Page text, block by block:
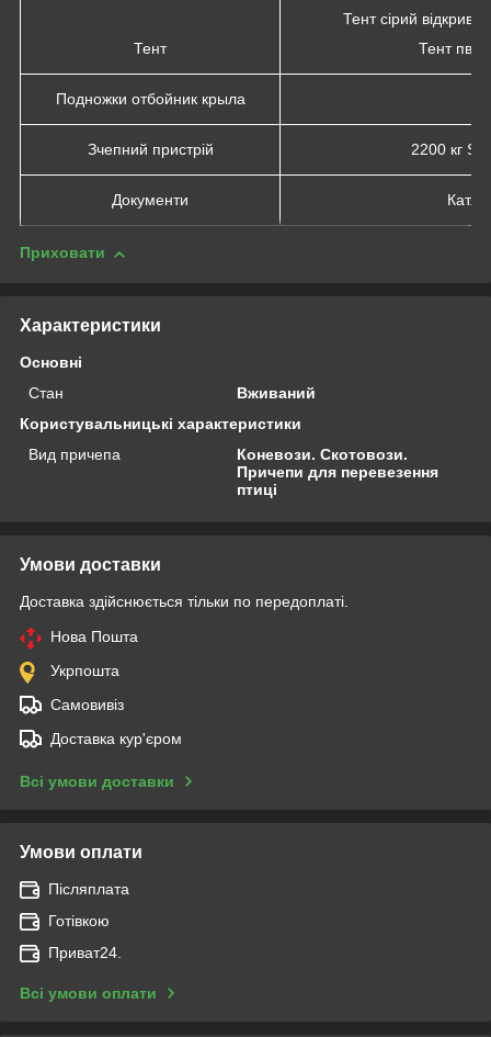
Тент
Тент сірий
Тент
Подножки отбойник крыла
Зчепний пристрій 2200 кг
Документи Кат.B
Приховати
Характеристики
Основні
Стан
Вживаний
Користувальницькі характеристики
Вид причепа
Коневози. Скотовози.
Причепи для перевезення
птиці
Умови доставки
Доставка здійснюється тільки по передоплаті.
Нова Пошта
Укрпошта
Самовивіз
Доставка кур'єром
Всі умови доставки
Умови оплати
Післяплата
Готівкою
Приват24.
Всі умови оплати